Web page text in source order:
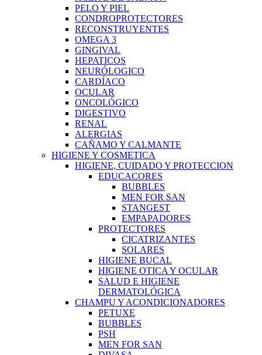
PELO Y PIEL
CONDROPROTECTORES
RECONSTRUYENTES
OMEGA 3
GINGIVAL
HEPATICOS
NEURÓLOGICO
CARDÍACO
OCULAR
ONCOLÓGICO
DIGESTIVO
RENAL
ALERGIAS
CAÑAMO Y CALMANTE
HIGIENE Y COSMETICA
HIGIENE, CUIDADO Y PROTECCION
EDUCACORES
BUBBLES
MEN FOR SAN
STANGEST
EMPAPADORES
PROTECTORES
CICATRIZANTES
SOLARES
HIGIENE BUCAL
HIGIENE OTICA Y OCULAR
SALUD E HIGIENE
DERMATOLÓGICA
CHAMPU Y ACONDICIONADORES
PETUXE
BUBBLES
PSH
MEN FOR SAN